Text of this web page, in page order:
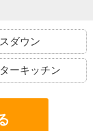
ダウン
ーキッチン